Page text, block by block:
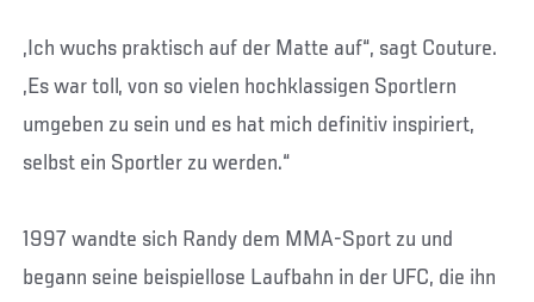
„Ich wuchs praktisch auf der Matte auf“, sagt Couture.
„Es war toll, von so vielen hochklassigen Sportlern
umgeben zu sein und es hat mich definitiv inspiriert,
selbst ein Sportler zu werden.“
1997 wandte sich Randy dem MMA-Sport zu und
begann seine beispiellose Laufbahn in der UFC, die ihn